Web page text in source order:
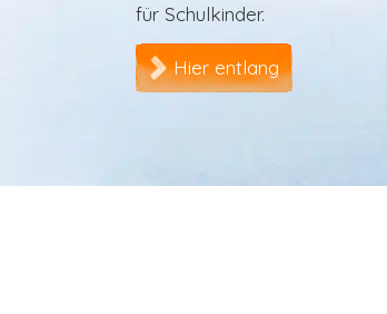
für Schulkinder.
Hier entlang